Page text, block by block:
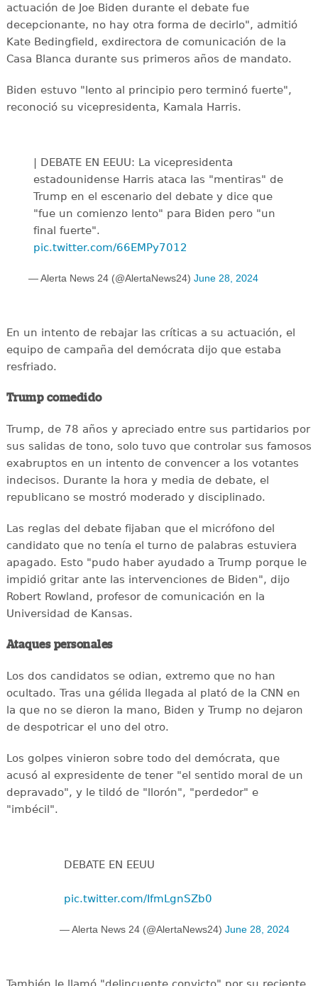
actuación de Joe Biden durante el debate fue
decepcionante, no hay otra forma de decirlo", admitió
Kate Bedingfield, exdirectora de comunicación de la
Casa Blanca durante sus primeros años de mandato.
Biden estuvo "lento al principio pero terminó fuerte",
reconoció su vicepresidenta, Kamala Harris.
| DEBATE EN EEUU: La vicepresidenta
estadounidense Harris ataca las "mentiras" de
Trump en el escenario del debate y dice que
"fue un comienzo lento" para Biden pero "un
final fuerte".
pic.twitter.com/66EMPy7012
— Alerta News 24 (@AlertaNews24) June 28, 2024
En un intento de rebajar las críticas a su actuación, el
equipo de campaña del demócrata dijo que estaba
resfriado.
Trump comedido
Trump, de 78 años y apreciado entre sus partidarios por
sus salidas de tono, solo tuvo que controlar sus famosos
exabruptos en un intento de convencer a los votantes
indecisos. Durante la hora y media de debate, el
republicano se mostró moderado y disciplinado.
Las reglas del debate fijaban que el micrófono del
candidato que no tenía el turno de palabras estuviera
apagado. Esto "pudo haber ayudado a Trump porque le
impidió gritar ante las intervenciones de Biden", dijo
Robert Rowland, profesor de comunicación en la
Universidad de Kansas.
Ataques personales
Los dos candidatos se odian, extremo que no han
ocultado. Tras una gélida llegada al plató de la CNN en
la que no se dieron la mano, Biden y Trump no dejaron
de despotricar el uno del otro.
Los golpes vinieron sobre todo del demócrata, que
acusó al expresidente de tener "el sentido moral de un
depravado", y le tildó de "llorón", "perdedor" e
"imbécil".
DEBATE EN EEUU
pic.twitter.com/IfmLgnSZb0
— Alerta News 24 (@AlertaNews24) June 28, 2024